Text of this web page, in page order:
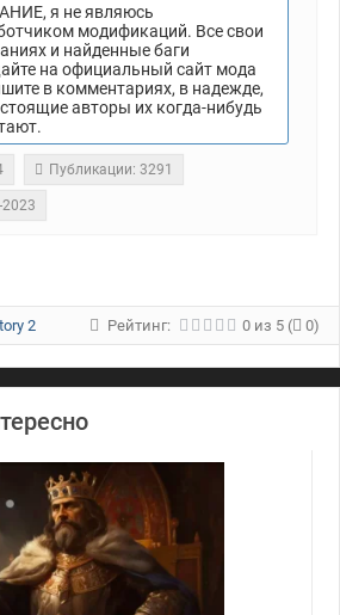
я не являюсь
модификаций. Все свои
и найденные баги
на официальный сайт мода
в комментариях, в надежде,
авторы их когда-нибудь
Публикации: 3291
2023
2 Рейтинг: 0 из 5 ( 0)